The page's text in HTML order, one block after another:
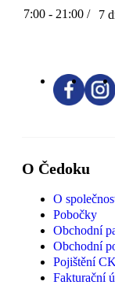
7:00 - 21:00 / 7
O Čedoku
O
Pobočky
Obchodní
Obchodní
Pojištění CK
Fakturační